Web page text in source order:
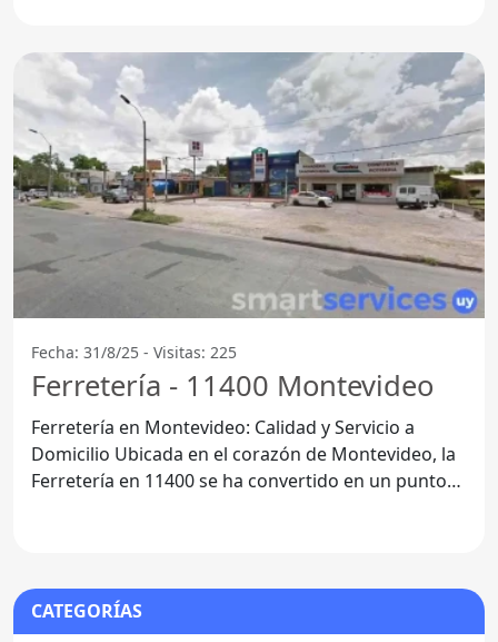
Fecha: 31/8/25 - Visitas: 225
Ferretería - 11400 Montevideo
Ferretería en Montevideo: Calidad y Servicio a
Domicilio Ubicada en el corazón de Montevideo, la
Ferretería en 11400 se ha convertido en un punto
CATEGORÍAS